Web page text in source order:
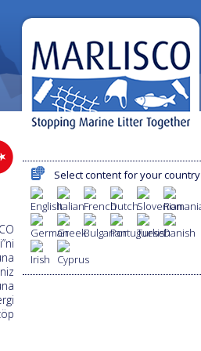
Select content for your country